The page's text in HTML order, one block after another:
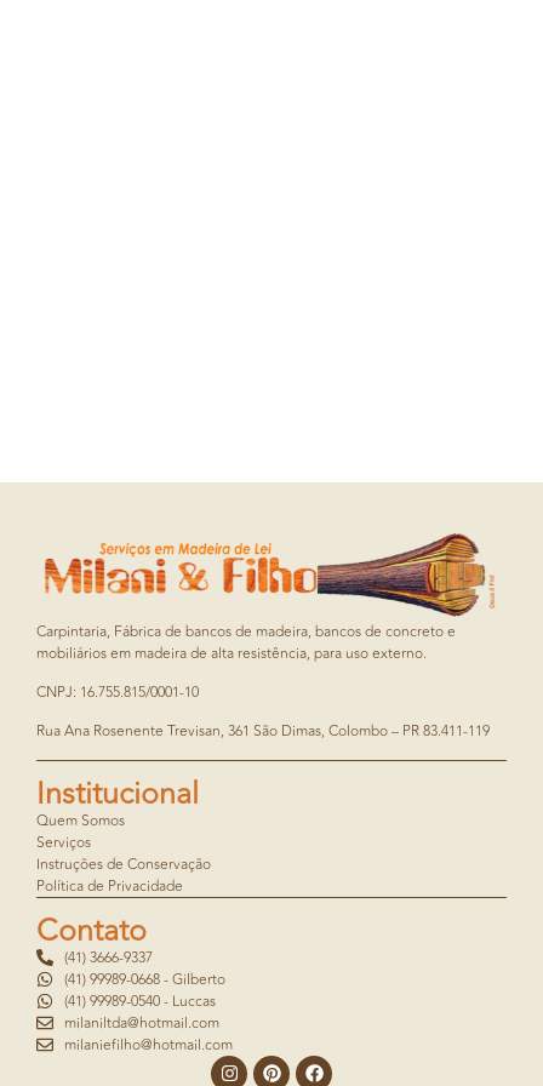
Carpintaria, Fábrica de bancos de madeira, bancos de concreto e
mobiliários em madeira de alta resistência, para uso externo.
CNPJ: 16.755.815/0001-10
Rua Ana Rosenente Trevisan, 361 São Dimas, Colombo – PR 83.411-119
Institucional
Quem Somos
Serviços
Instruções de Conservação
Política de Privacidade
Contato
(41) 3666-9337
(41) 99989-0668 - Gilberto
(41) 99989-0540 - Luccas
milaniltda@hotmail.com
milaniefilho@hotmail.com